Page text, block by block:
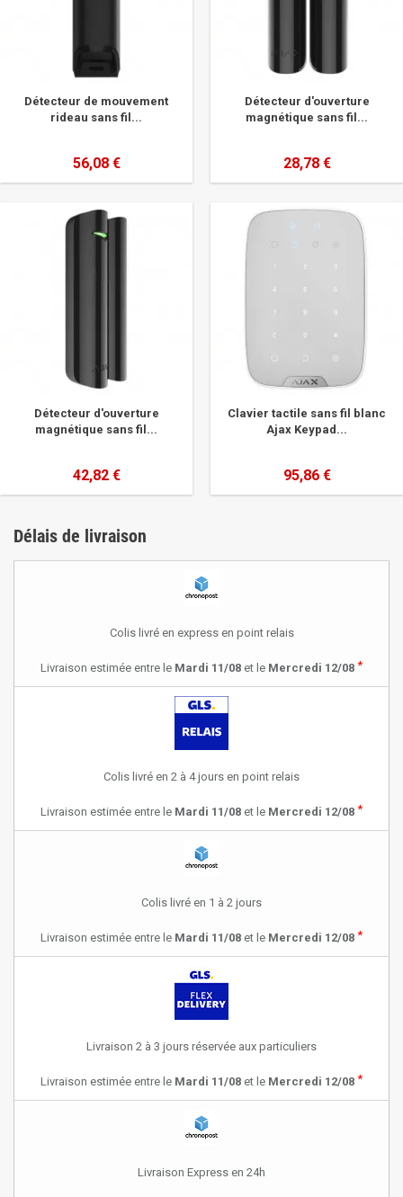
Détecteur de mouvement
rideau sans fil...
56,08 €
Détecteur d'ouverture
magnétique sans fil...
28,78 €
Détecteur d'ouverture
magnétique sans fil...
42,82 €
Clavier tactile sans fil blanc
Ajax Keypad...
95,86 €
Délais de livraison
Colis livré en express en point relais
Livraison estimée entre le Mardi 11/08 et le Mercredi 12/08 *
Colis livré en 2 à 4 jours en point relais
Livraison estimée entre le Mardi 11/08 et le Mercredi 12/08 *
Colis livré en 1 à 2 jours
Livraison estimée entre le Mardi 11/08 et le Mercredi 12/08 *
Livraison 2 à 3 jours réservée aux particuliers
Livraison estimée entre le Mardi 11/08 et le Mercredi 12/08 *
Livraison Express en 24h